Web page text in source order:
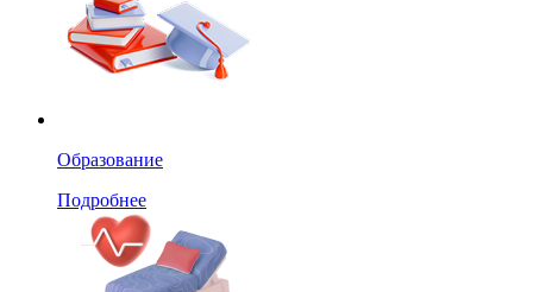
Образование
Подробнее